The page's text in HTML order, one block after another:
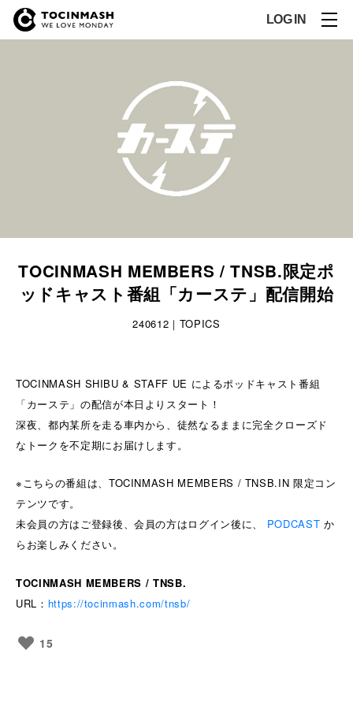
LOG IN
TOCINMASH MEMBERS / TNSB.限定ポ
ッドキャスト番組「カーステ」配信開始
240612｜TOPICS
TOCINMASH SHIBU & STAFF UE によるポッドキャスト番組
「カーステ」の配信が本日よりスタート！
深夜、都内某所を走る車内から、徒然なるままに完全クローズド
なトークを不定期にお届けします。
※こちらの番組は、TOCINMASH MEMBERS / TNSB.IN 限定コン
テンツです。
未会員の方はご登録後、会員の方はログイン後に、 PODCAST か
らお楽しみください。
TOCINMASH MEMBERS / TNSB.
URL： https://tocinmash.com/tnsb/
15